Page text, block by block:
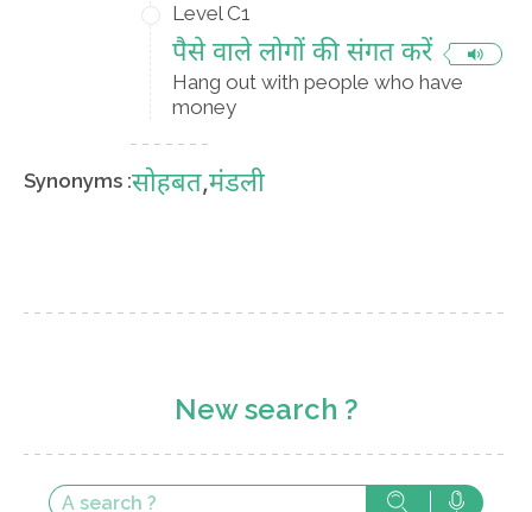
Level C1
पैसे वाले लोगों की संगत करें
Hang out with people who have
money
Synonyms :सोहबत,मंडली
New search ?